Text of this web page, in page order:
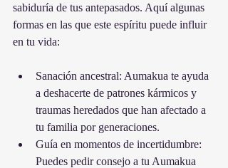
sabiduría de tus antepasados. Aquí algunas
formas en las que este espíritu puede influir
en tu vida:
Sanación ancestral: Aumakua te ayuda
a deshacerte de patrones kármicos y
traumas heredados que han afectado a
tu familia por generaciones.
Guía en momentos de incertidumbre:
Puedes pedir consejo a tu Aumakua